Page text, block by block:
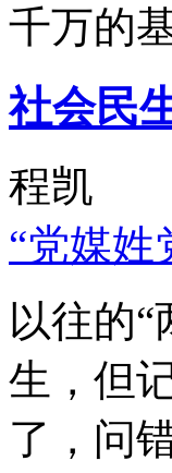
千万的
社会民
程凯
“党媒姓
以往的
生，但
了，问